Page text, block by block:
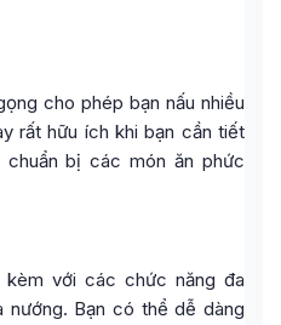
cho phép bạn nấu nhiều
rất hữu ích khi bạn cần tiết
bị các món ăn phức
với các chức năng đa
nướng. Bạn có thể dễ dàng